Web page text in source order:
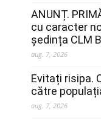
ANUNȚ.
cu caracter
ședința CLM
aug. 7, 2026
Evitați risipa.
către
aug. 7, 2026